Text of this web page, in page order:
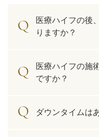
医療ハイフの後
りますか？
医療ハイフの施
ですか？
ダウンタイムは